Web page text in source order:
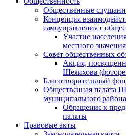
Общественные
Концепция
самоуправления с
Участие
местного значения
Совет общественных
Акция,
Шелихова
Благотворительный
Общественная палата
муниципального района
Обращение к
палаты
Правовые акты